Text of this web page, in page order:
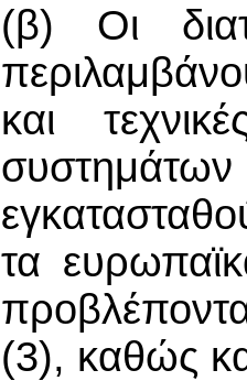
(β) Οι
και
τα
(3), καθώς